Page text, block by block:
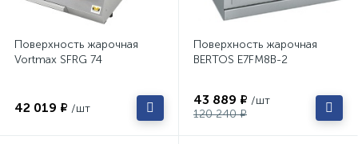
Поверхность жарочная
Vortmax SFRG 74
42 019 ₽ /шт
Поверхность жарочная
BERTOS E7FM8B-2
43 889 ₽ /шт
120 240 ₽